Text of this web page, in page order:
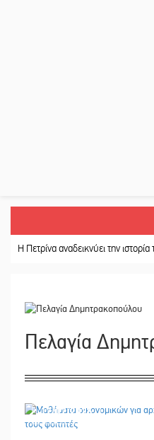
αναδεικνύει την ιστορία της ||
Πελαγία
17/07/2025